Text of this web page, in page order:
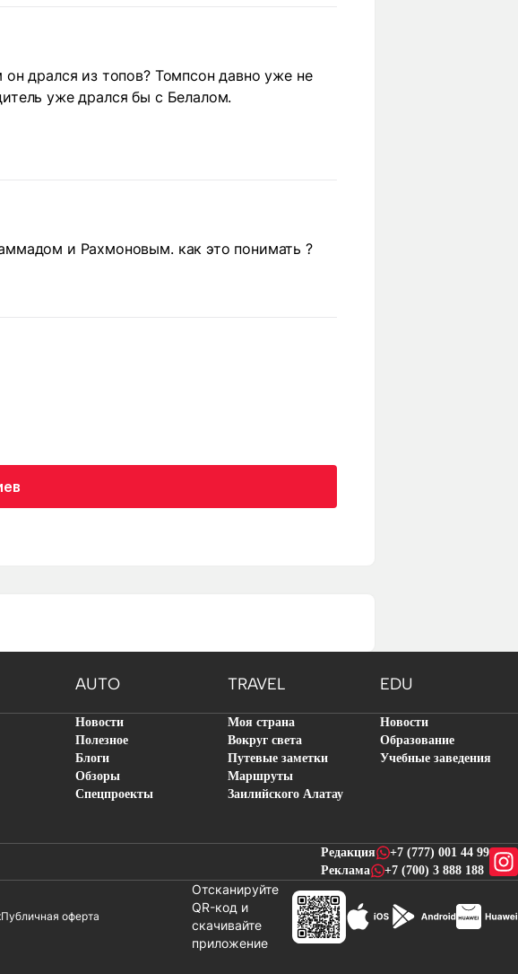
дрался из топов? Томпсон давно уже не
уже дрался бы с Белалом.
и Рахмоновым. как это понимать ?
AUTO TRAVEL EDU
Новости
Полезное
Блоги
Обзоры
Спецпроекты
Моя страна
Вокруг света
Путевые заметки
Маршруты
Заилийского Алатау
Новости
Образование
Учебные заведения
Редакция
+7 (777) 001 44 99
Реклама
+7 (700) 3 888 188
Публичная оферта
Отсканируйте
QR-код и
скачивайте
приложениеновостей